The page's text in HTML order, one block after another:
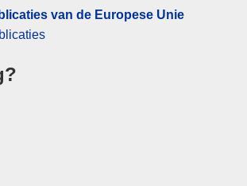
3872888van de Europese Unie